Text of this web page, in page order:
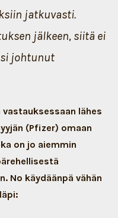
jatkuvasti.
jälkeen, siitä ei
johtunut
vastauksessaan lähes
(Pfizer) omaan
on jo aiemmin
No käydäänpä vähän